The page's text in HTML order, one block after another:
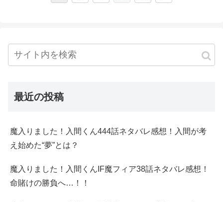
最近の投稿
魔入りました！入間くん444話ネタバレ感想！入間が考
え始めた“夢”とは？
魔入りました！入間くんIF魔フィア38話ネタバレ感想！
命賭けの勝負へ…！！